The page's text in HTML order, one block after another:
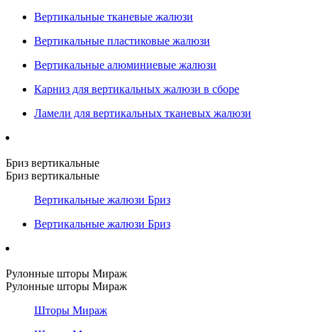
Вертикальные тканевые жалюзи
Вертикальные пластиковые жалюзи
Вертикальные алюминиевые жалюзи
Карниз для вертикальных жалюзи в сборе
Ламели для вертикальных тканевых жалюзи
Бриз вертикальные
Бриз вертикальные
Вертикальные жалюзи Бриз
Вертикальные жалюзи Бриз
Рулонные шторы Мираж
Рулонные шторы Мираж
Шторы Мираж